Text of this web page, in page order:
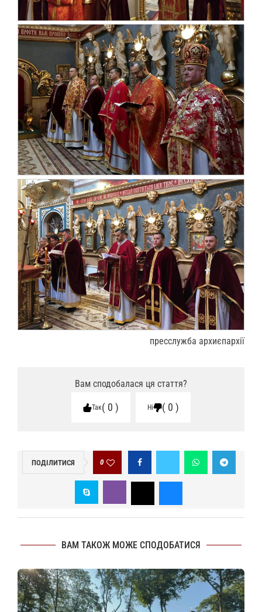
пресслужба архиєпархії
Вам сподобалася ця стаття?
Так 0 Ні 0
ПОДІЛИТИСЯ 0
ВАМ ТАКОЖ МОЖЕ СПОДОБАТИСЯ